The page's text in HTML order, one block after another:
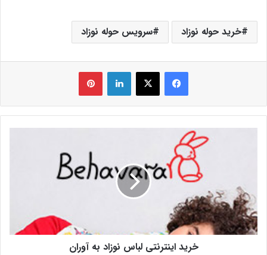
خرید حوله نوزاد سرویس حوله نوزاد
فیس بوک X لینکدین ‫پین‌ترست
خرید اینترنتی لباس نوزاد به آوران